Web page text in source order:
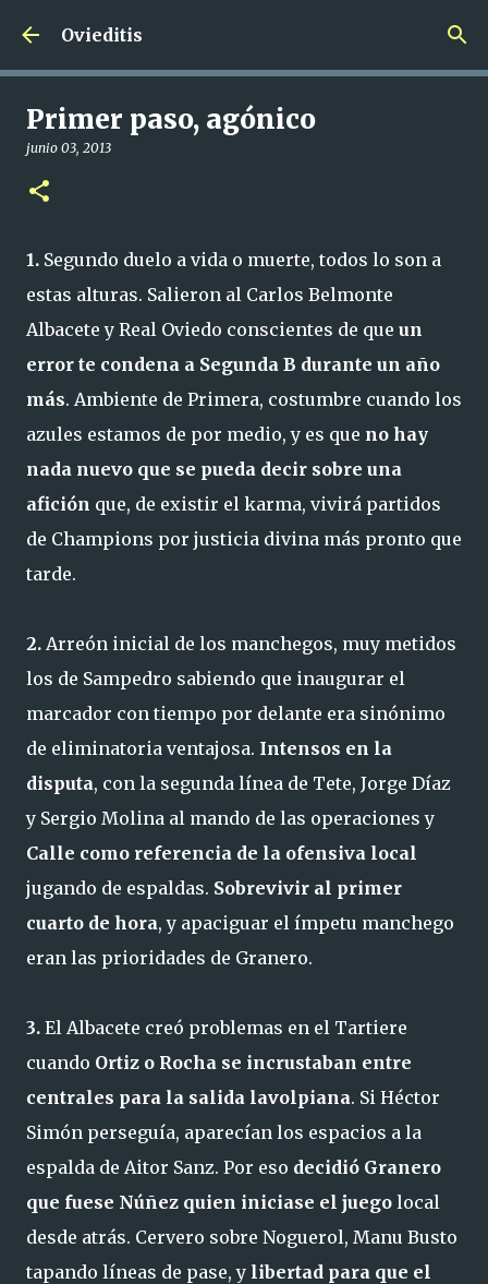
Ovieditis
Primer paso, agónico
junio 03, 2013
1. Segundo duelo a vida o muerte, todos lo son a
estas alturas. Salieron al Carlos Belmonte
Albacete y Real Oviedo conscientes de que un
error te condena a Segunda B durante un año
más. Ambiente de Primera, costumbre cuando los
azules estamos de por medio, y es que no hay
nada nuevo que se pueda decir sobre una
afición que, de existir el karma, vivirá partidos
de Champions por justicia divina más pronto que
tarde.
2. Arreón inicial de los manchegos, muy metidos
los de Sampedro sabiendo que inaugurar el
marcador con tiempo por delante era sinónimo
de eliminatoria ventajosa. Intensos en la
disputa, con la segunda línea de Tete, Jorge Díaz
y Sergio Molina al mando de las operaciones y
Calle como referencia de la ofensiva local
jugando de espaldas. Sobrevivir al primer
cuarto de hora, y apaciguar el ímpetu manchego
eran las prioridades de Granero.
3. El Albacete creó problemas en el Tartiere
cuando Ortiz o Rocha se incrustaban entre
centrales para la salida lavolpiana. Si Héctor
Simón perseguía, aparecían los espacios a la
espalda de Aitor Sanz. Por eso decidió Granero
que fuese Núñez quien iniciase el juego local
desde atrás. Cervero sobre Noguerol, Manu Busto
tapando líneas de pase, y libertad para que el